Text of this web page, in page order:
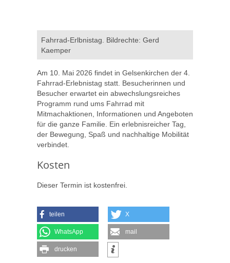
Fahrrad-Erlbnistag. Bildrechte: Gerd
Kaemper
Am 10. Mai 2026 findet in Gelsenkirchen der 4.
Fahrrad-Erlebnistag statt. Besucherinnen und
Besucher erwartet ein abwechslungsreiches
Programm rund ums Fahrrad mit
Mitmachaktionen, Informationen und Angeboten
für die ganze Familie. Ein erlebnisreicher Tag,
der Bewegung, Spaß und nachhaltige Mobilität
verbindet.
Kosten
Dieser Termin ist kostenfrei.
teilen X
WhatsApp mail
drucken